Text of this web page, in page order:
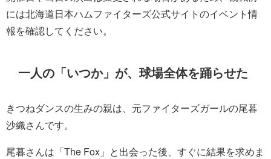
には北海道日本ハムファイターズ公式サイトのイベント情
報を確認してください。
一人の「いつか」が、球場全体を踊らせた
きつねダンスの生みの親は、元ファイターズガールの尾暮
沙織さんです。
尾暮さんは「The Fox」と出会った後、すぐに結果を求めま